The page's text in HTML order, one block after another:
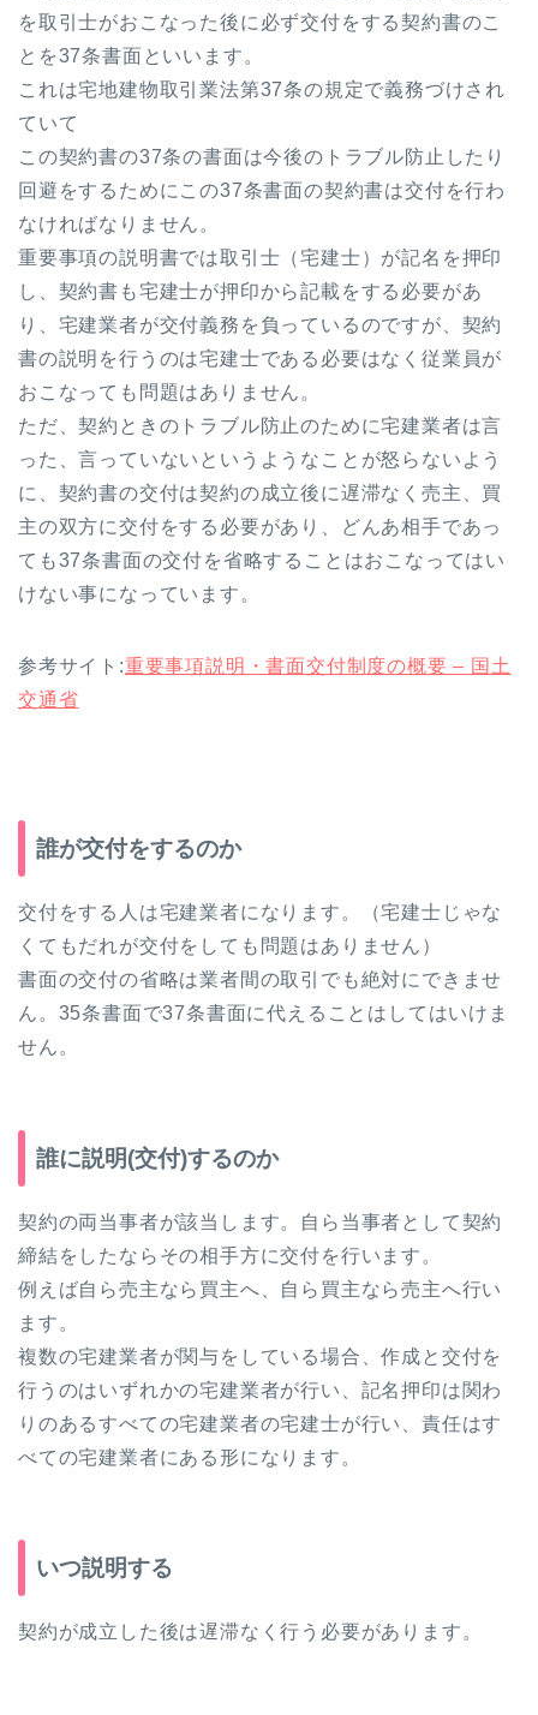
を取引士がおこなった後に必ず交付をする契約書のこ
とを37条書面といいます。
これは宅地建物取引業法第37条の規定で義務づけされ
ていて
この契約書の37条の書面は今後のトラブル防止したり
回避をするためにこの37条書面の契約書は交付を行わ
なければなりません。
重要事項の説明書では取引士（宅建士）が記名を押印
し、契約書も宅建士が押印から記載をする必要があ
り、宅建業者が交付義務を負っているのですが、契約
書の説明を行うのは宅建士である必要はなく従業員が
おこなっても問題はありません。
ただ、契約ときのトラブル防止のために宅建業者は言
った、言っていないというようなことが怒らないよう
に、契約書の交付は契約の成立後に遅滞なく売主、買
主の双方に交付をする必要があり、どんあ相手であっ
ても37条書面の交付を省略することはおこなってはい
けない事になっています。
参考サイト:重要事項説明・書面交付制度の概要 – 国土
交通省
誰が交付をするのか
交付をする人は宅建業者になります。（宅建士じゃな
くてもだれが交付をしても問題はありません）
書面の交付の省略は業者間の取引でも絶対にできませ
ん。35条書面で37条書面に代えることはしてはいけま
せん。
誰に説明(交付)するのか
契約の両当事者が該当します。自ら当事者として契約
締結をしたならその相手方に交付を行います。
例えば自ら売主なら買主へ、自ら買主なら売主へ行い
ます。
複数の宅建業者が関与をしている場合、作成と交付を
行うのはいずれかの宅建業者が行い、記名押印は関わ
りのあるすべての宅建業者の宅建士が行い、責任はす
べての宅建業者にある形になります。
いつ説明する
契約が成立した後は遅滞なく行う必要があります。